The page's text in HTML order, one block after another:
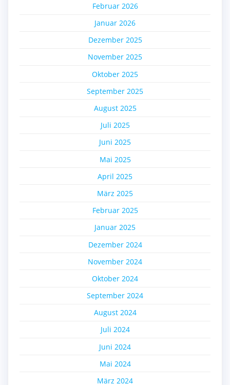
Februar 2026
Januar 2026
Dezember 2025
November 2025
Oktober 2025
September 2025
August 2025
Juli 2025
Juni 2025
Mai 2025
April 2025
März 2025
Februar 2025
Januar 2025
Dezember 2024
November 2024
Oktober 2024
September 2024
August 2024
Juli 2024
Juni 2024
Mai 2024
März 2024